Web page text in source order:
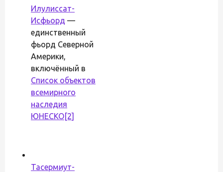
Илулиссат-
Исфьорд —
единственный
фьорд Северной
Америки,
включённый в
Список объектов
всемирного
наследия
ЮНЕСКО[2]
Тасермиут-